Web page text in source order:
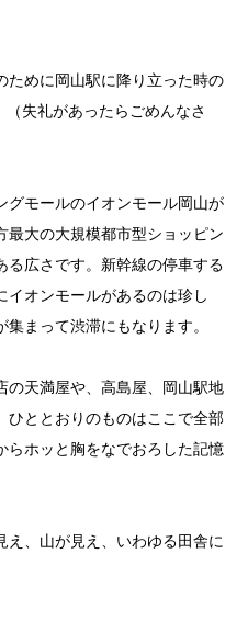
ために岡山駅に降り立った時の
失礼があったらごめんなさ
グモールのイオンモール岡山が
最大の大規模都市型ショッピン
る広さです。新幹線の停車する
イオンモールがあるのは珍し
まって渋滞にもなります。
の天満屋や、高島屋、岡山駅地
ひととおりのものはここで全部
ホッと胸をなでおろした記憶
え、山が見え、いわゆる田舎に